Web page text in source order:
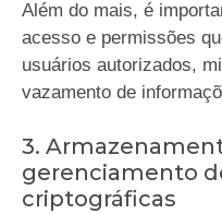
Além do mais, é
acesso e permissões
usuários autorizados,
vazamento de
3.
gerenciamento
criptográficas